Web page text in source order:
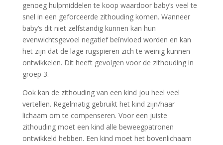
genoeg hulpmiddelen te koop waardoor baby’s veel te
snel in een geforceerde zithouding komen. Wanneer
baby’s dit niet zelfstandig kunnen kan hun
evenwichtsgevoel negatief beïnvloed worden en kan
het zijn dat de lage rugspieren zich te weinig kunnen
ontwikkelen. Dit heeft gevolgen voor de zithouding in
groep 3.
Ook kan de zithouding van een kind jou heel veel
vertellen. Regelmatig gebruikt het kind zijn/haar
lichaam om te compenseren. Voor een juiste
zithouding moet een kind alle beweegpatronen
ontwikkeld hebben. Een kind moet het bovenlichaam